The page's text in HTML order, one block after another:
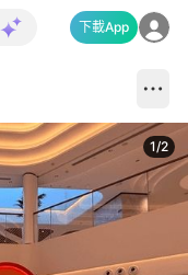
下載App
1/2